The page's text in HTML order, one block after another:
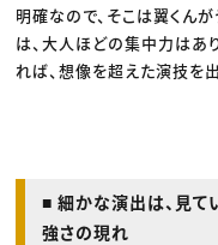
明確なので、そこは翼くん
は、大人ほどの集中力はあ
れば、想像を超えた演技を
■ 細かな演出は、見て
強さの現れ